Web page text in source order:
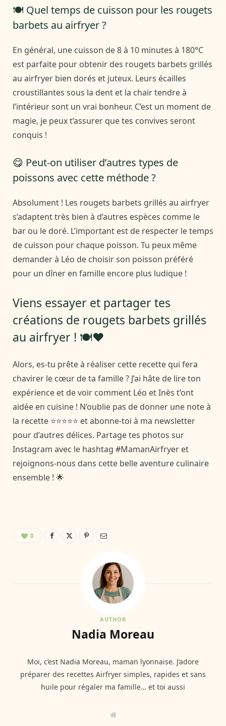
🍽️ Quel temps de cuisson pour les rougets
barbets au airfryer ?
En général, une cuisson de 8 à 10 minutes à 180°C
est parfaite pour obtenir des rougets barbets grillés
au airfryer bien dorés et juteux. Leurs écailles
croustillantes sous la dent et la chair tendre à
l’intérieur sont un vrai bonheur. C’est un moment de
magie, je peux t’assurer que tes convives seront
conquis !
😋 Peut-on utiliser d’autres types de
poissons avec cette méthode ?
Absolument ! Les rougets barbets grillés au airfryer
s’adaptent très bien à d’autres espèces comme le
bar ou le doré. L’important est de respecter le temps
de cuisson pour chaque poisson. Tu peux même
demander à Léo de choisir son poisson préféré
pour un dîner en famille encore plus ludique !
Viens essayer et partager tes
créations de rougets barbets grillés
au airfryer ! 🍽️❤️
Alors, es-tu prête à réaliser cette recette qui fera
chavirer le cœur de ta famille ? J’ai hâte de lire ton
expérience et de voir comment Léo et Inès t’ont
aidée en cuisine ! N’oublie pas de donner une note à
la recette ⭐⭐⭐⭐⭐ et abonne-toi à ma newsletter
pour d’autres délices. Partage tes photos sur
Instagram avec le hashtag #MamanAirfryer et
rejoignons-nous dans cette belle aventure culinaire
ensemble ! 🌟
0
AUTHOR
Nadia Moreau
Moi, c’est Nadia Moreau, maman lyonnaise. J’adore
préparer des recettes Airfryer simples, rapides et sans
huile pour régaler ma famille… et toi aussi
W